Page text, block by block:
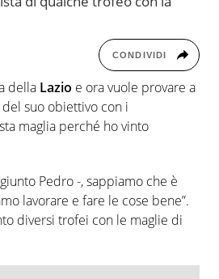
CONDIVIDI
della Lazio e ora vuole provare a
del suo obiettivo con i
maglia perché ho vinto
Pedro -, sappiamo che è
lavorare e fare le cose bene”.
diversi trofei con le maglie di